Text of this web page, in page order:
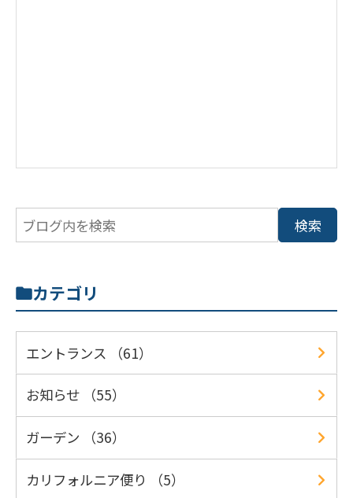
カテゴリ
エントランス （61）
お知らせ （55）
ガーデン （36）
カリフォルニア便り （5）